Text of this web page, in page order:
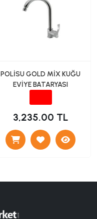
POLİSU GOLD MİX KUĞU
EVİYE BATARYASI
3,235.00 TL